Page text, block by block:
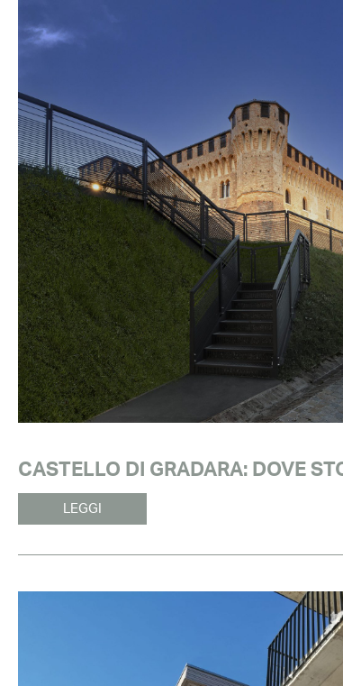
CASTELLO DI GRADARA: DOVE
LEGGI